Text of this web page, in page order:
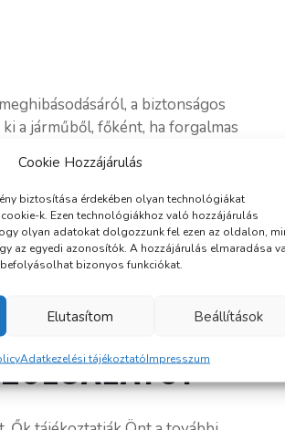
Cookie Hozzájárulás
biztosítása érdekében olyan technológiákat
k. Ezen technológiákhoz való hozzájárulás
olyan adatokat dolgozzunk fel ezen az oldalon,
az egyedi azonosítók. A hozzájárulás elmaradása
bizonyos funkciókat.
Elutasítom Beállítások
Adatkezelési tájékoztatóImpresszum
a biztonságos
a járműből, főként, ha forgalmas
JAVÍTÁSÁVAL
ha nem rendelkezik a
megfelelő beavatkozás